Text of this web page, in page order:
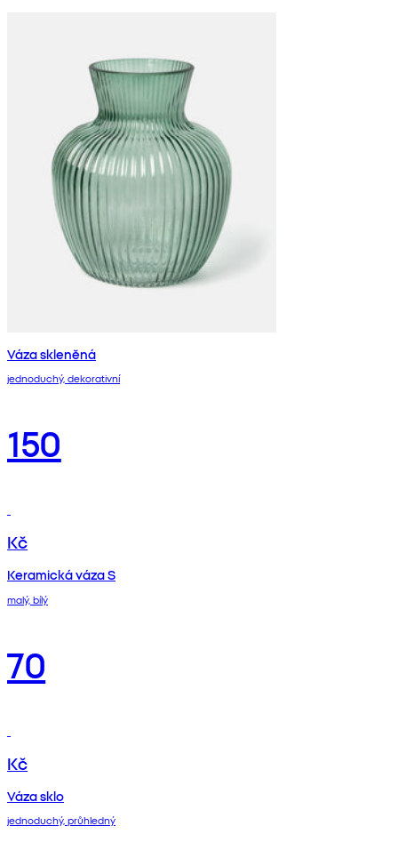
Váza skleněná
jednoduchý, dekorativní
150
Kč
Keramická váza S
malý, bílý
70
Kč
Váza sklo
jednoduchý, průhledný